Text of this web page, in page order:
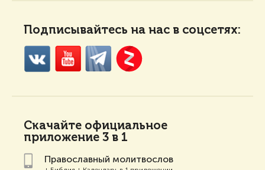
Подписывайтесь на нас в соцсетях:
Скачайте официальное
приложение 3 в 1
Православный молитвослов